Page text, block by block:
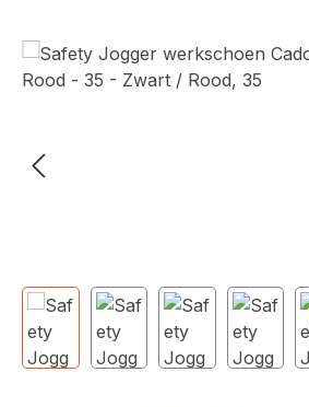
Afbeeldingengalerij overslaan